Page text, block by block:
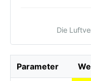
Die
Parameter